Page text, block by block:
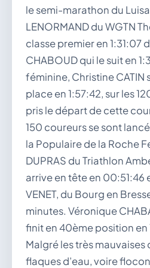
le semi-marathon du
LENORMAND du WGTN
classe premier en 1:31:07
CHABOUD qui le suit en
féminine, Christine CATIN
place en 1:57:42, sur les
pris le départ de cette
150 coureurs se sont
la Populaire de la Roche
DUPRAS du Triathlon
arrive en tête en 00:51:46
VENET, du Bourg en
minutes. Véronique
finit en 40ème position en
Malgré les très
flaques d’eau, voire